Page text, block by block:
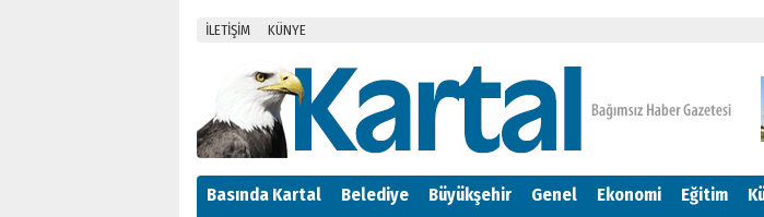
İLETİŞİM KÜNYE
Basında Kartal Belediye Büyükşehir Genel Ekonomi Eğitim